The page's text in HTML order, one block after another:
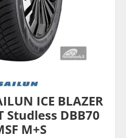
ICE BLAZER
Studless DBB70
M+S